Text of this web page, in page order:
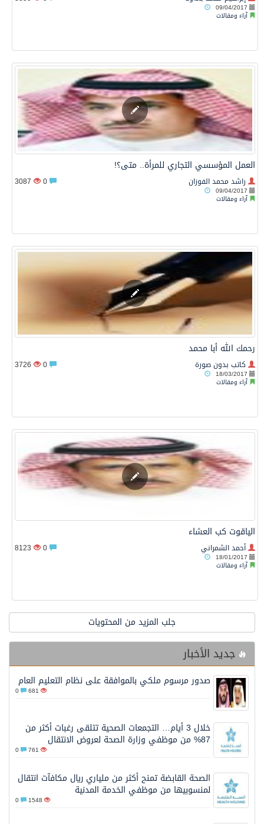
09/04/2017
آراء ومقالات
العمل المؤسسي التجاري للمرأة.. متى؟!
راشد محمد الفوزان
09/04/2017
آراء ومقالات
3087
رحمك الله أبا محمد
كاتب بدون صورة
18/03/2017
آراء ومقالات
3726
الياقوت كب العشاء
أحمد الشمراني
18/01/2017
آراء ومقالات
8123
جلب المزيد من المحتويات
جديد الأخبار
صدور مرسوم ملكي بالموافقة على نظام التعليم العام
681
خلال 3 أيام… التجمعات الصحية تتلقى رغبات أكثر من
87% من موظفي وزارة الصحة لعروض الانتقال
761
الصحة القابضة تمنح أكثر من ملياري ريال مكافآت انتقال
لمنسوبيها من موظفي الخدمة المدنية
1548